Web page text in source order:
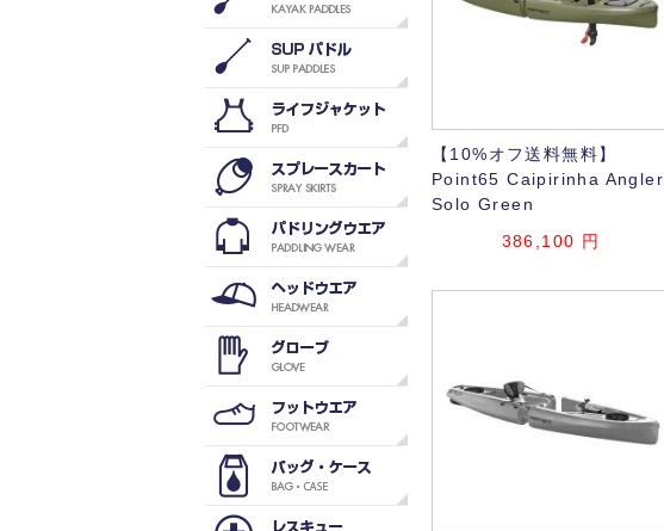
【10%オフ送料無料】
Point65 Caipirinha Angler
Solo Green
386,100 円